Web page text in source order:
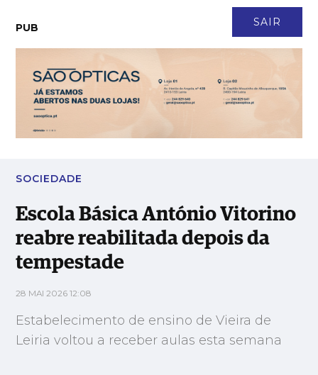
SAIR
PUB
Escola Básica António Vitorino reabre reabilitada depois da
tempestade
SOCIEDADE
Escola Básica António Vitorino
reabre reabilitada depois da
tempestade
28 MAI 2026 12:08
Estabelecimento de ensino de Vieira de
Leiria voltou a receber aulas esta semana